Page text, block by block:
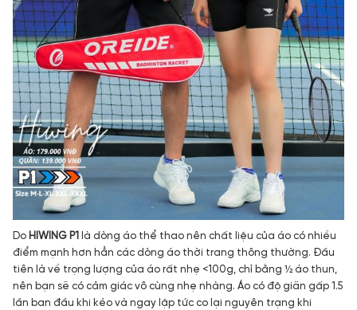
Do HIWING P1
là dòng áo thể thao nên chất liệu của áo có nhiều
điểm mạnh hơn hẳn các dòng áo thời trang thông thường. Đầu
tiên là về trọng lượng của áo rất nhẹ <100g, chỉ bằng ½ áo thun,
nên bạn sẽ có cảm giác vô cùng nhẹ nhàng. Áo có độ giãn gấp 1.5
lần ban đầu khi kéo và ngay lập tức co lại nguyên trạng khi